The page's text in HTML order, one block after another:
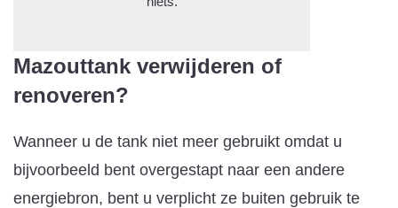
Mazouttank verwijderen of
renoveren?
Wanneer u de tank niet meer gebruikt omdat u
bijvoorbeeld bent overgestapt naar een andere
energiebron, bent u verplicht ze buiten gebruik te